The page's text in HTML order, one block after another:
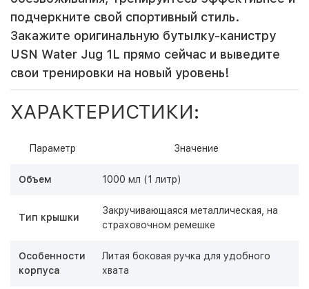
подчеркните свой спортивный стиль.
Закажите оригинальную бутылку-канистру
USN Water Jug 1L прямо сейчас и выведите
свои тренировки на новый уровень!
ХАРАКТЕРИСТИКИ:
Параметр Значение
Объем 1000 мл (1 литр)
Тип крышки
Закручивающаяся металлическая, на
страховочном ремешке
Особенности
корпуса
Литая боковая ручка для удобного
хвата